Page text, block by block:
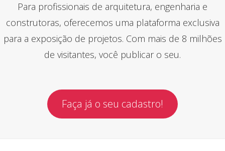
Para profissionais de arquitetura, engenharia e
construtoras, oferecemos uma plataforma exclusiva
para a exposição de projetos. Com mais de 8 milhões
de visitantes, você publicar o seu.
Faça já o seu cadastro!